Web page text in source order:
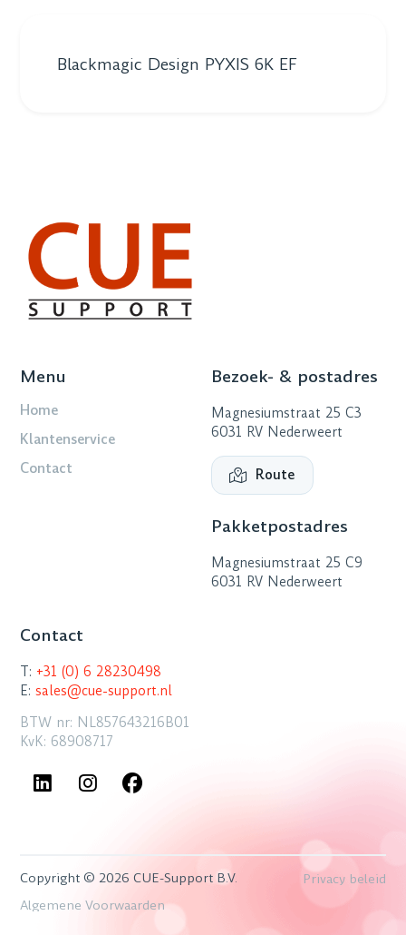
Blackmagic Design PYXIS 6K EF
Menu
Home
Klantenservice
Contact
Bezoek- & postadres
Magnesiumstraat 25 C3
6031 RV Nederweert
Route
Pakketpostadres
Magnesiumstraat 25 C9
6031 RV Nederweert
Contact
T: +31 (0) 6 28230498
E:sales@cue-support.nl
BTW nr: NL857643216B01
KvK: 68908717
Copyright © 2026 CUE-Support B.V.
Privacy beleid
Algemene Voorwaarden